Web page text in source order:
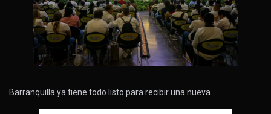
Barranquilla ya tiene todo listo para recibir una nueva…